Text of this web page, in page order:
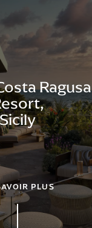
Ragusa
Sicily
PLUS